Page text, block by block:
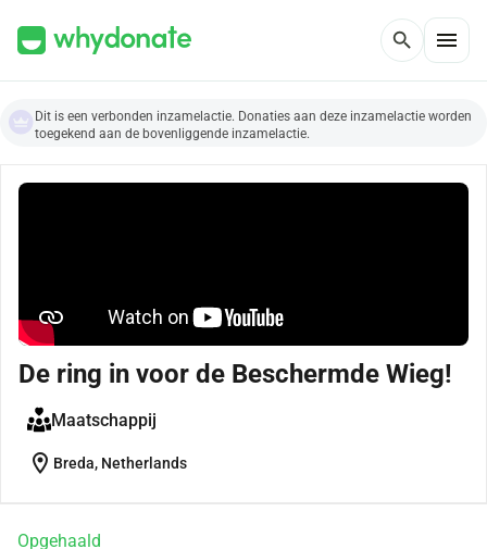
search menu
Dit is een verbonden inzamelactie. Donaties aan deze inzamelactie worden
toegekend aan de bovenliggende inzamelactie.
De ring in voor de Beschermde Wieg!
Maatschappij
location_on Breda, Netherlands
Opgehaald